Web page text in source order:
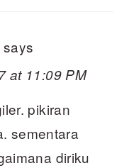
says
at 11:09 PM
pikiran
sementara
diriku